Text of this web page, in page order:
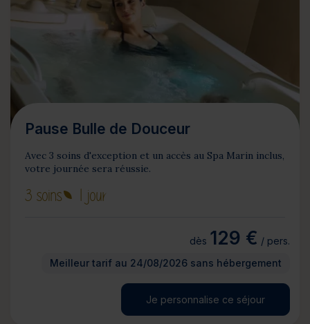
Pause Bulle de Douceur
Avec 3 soins d'exception et un accès au Spa Marin inclus,
votre journée sera réussie.
3 soins 1 jour
dès 129 € / pers.
Meilleur tarif au 24/08/2026 sans hébergement
Je personnalise ce séjour